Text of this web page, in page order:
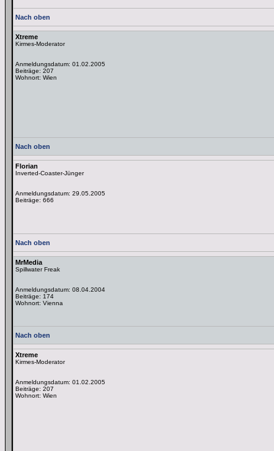
Nach oben
Xtreme
Kirmes-Moderator
Anmeldungsdatum: 01.02.2005
Beiträge: 207
Wohnort: Wien
Nach oben
Florian
Inverted-Coaster-Jünger
Anmeldungsdatum: 29.05.2005
Beiträge: 666
Nach oben
MrMedia
Spillwater Freak
Anmeldungsdatum: 08.04.2004
Beiträge: 174
Wohnort: Vienna
Nach oben
Xtreme
Kirmes-Moderator
Anmeldungsdatum: 01.02.2005
Beiträge: 207
Wohnort: Wien